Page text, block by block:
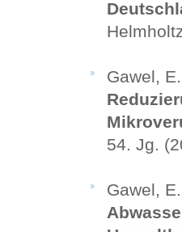
Gawel,
54. Jg.
Gawel,